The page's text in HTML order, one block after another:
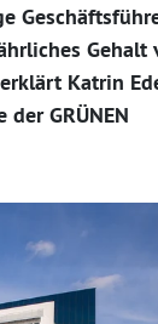
Gehalt
Katrin
GRÜNEN